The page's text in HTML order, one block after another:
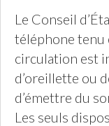
Le Conseil
téléphone tenu
circulation est
d’oreillette ou
d’émettre du
Les seuls